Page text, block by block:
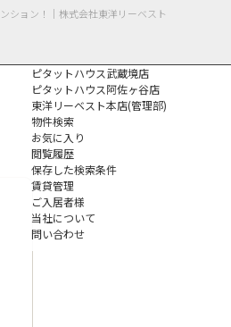
ション！｜株式会社東洋リーベスト
ピタットハウス武蔵境店
ピタットハウス阿佐ヶ谷店
東洋リーベスト本店(管理部)
物件検索
お気に入り
閲覧履歴
保存した検索条件
賃貸管理
ご入居者様
当社について
問い合わせ